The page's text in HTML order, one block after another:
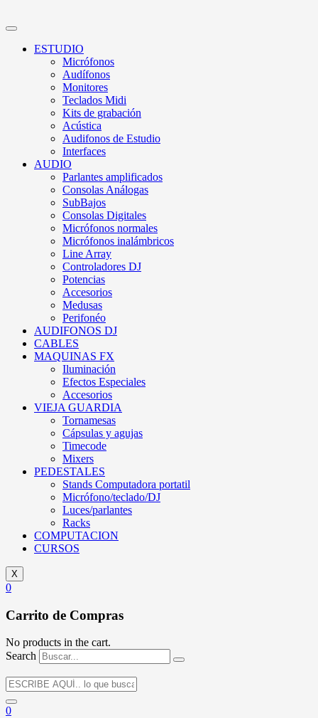
ESTUDIO
Micrófonos
Audífonos
Monitores
Teclados Midi
Kits de grabación
Acústica
Audifonos de Estudio
Interfaces
AUDIO
Parlantes amplificados
Consolas Análogas
SubBajos
Consolas Digitales
Micrófonos normales
Micrófonos inalámbricos
Line Array
Controladores DJ
Potencias
Accesorios
Medusas
Perifonéo
AUDIFONOS DJ
CABLES
MAQUINAS FX
Iluminación
Efectos Especiales
Accesorios
VIEJA GUARDIA
Tornamesas
Cápsulas y agujas
Timecode
Mixers
PEDESTALES
Stands Computadora portatil
Micrófono/teclado/DJ
Luces/parlantes
Racks
COMPUTACION
CURSOS
X
0
Carrito de Compras
No products in the cart.
Search
0